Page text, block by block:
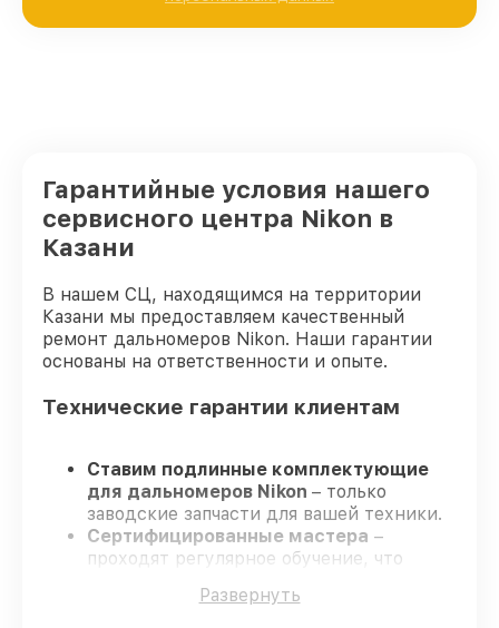
Гарантийные условия нашего
сервисного центра Nikon в
Казани
В нашем СЦ, находящимся на территории
Казани мы предоставляем качественный
ремонт дальномеров Nikon. Наши гарантии
основаны на ответственности и опыте.
Технические гарантии клиентам
Ставим подлинные комплектующие
для дальномеров Nikon – только
заводские запчасти для вашей техники.
Сертифицированные мастера –
проходят регулярное обучение, что
Развернуть